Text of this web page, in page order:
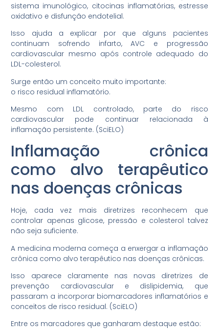
sistema imunológico, citocinas inflamatórias, estresse
oxidativo e disfunção endotelial.
Isso ajuda a explicar por que alguns pacientes
continuam sofrendo infarto, AVC e progressão
cardiovascular mesmo após controle adequado do
LDL-colesterol.
Surge então um conceito muito importante:
o risco residual inflamatório.
Mesmo com LDL controlado, parte do risco
cardiovascular pode continuar relacionada à
inflamação persistente. (SciELO)
Inflamação crônica
como alvo terapêutico
nas doenças crônicas
Hoje, cada vez mais diretrizes reconhecem que
controlar apenas glicose, pressão e colesterol talvez
não seja suficiente.
A medicina moderna começa a enxergar a inflamação
crônica como alvo terapêutico nas doenças crônicas.
Isso aparece claramente nas novas diretrizes de
prevenção cardiovascular e dislipidemia, que
passaram a incorporar biomarcadores inflamatórios e
conceitos de risco residual. (SciELO)
Entre os marcadores que ganharam destaque estão: